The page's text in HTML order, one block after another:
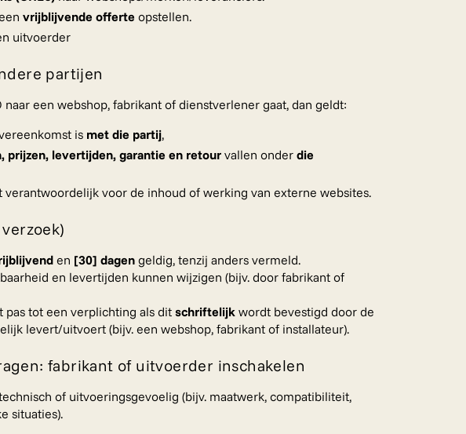
vrijblijvende offerte opstellen.
uitvoerder
partijen
naar een webshop, fabrikant of dienstverlener gaat, dan geldt:
is met die partij,
prijzen, levertijden, garantie en retour vallen onder die
verantwoordelijk voor de inhoud of werking van externe websites.
en [30] dagen geldig, tenzij anders vermeld.
en levertijden kunnen wijzigen (bijv. door fabrikant of
pas tot een verplichting als dit schriftelijk wordt bevestigd door de
levert/uitvoert (bijv. een webshop, fabrikant of installateur).
fabrikant of uitvoerder inschakelen
of uitvoeringsgevoelig (bijv. maatwerk, compatibiliteit,
situaties).